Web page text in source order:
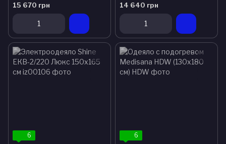
15 670 грн
14 640 грн
6 6